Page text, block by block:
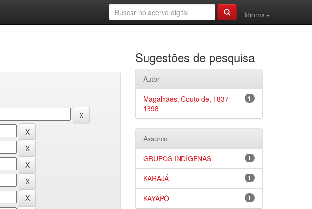
Idioma
Sugestões de pesquisa
Autor
1
Magalhães, Couto de, 1837-
1898
Assunto
1
GRUPOS INDÍGENAS
1
KARAJÁ
1
KAYAPÓ